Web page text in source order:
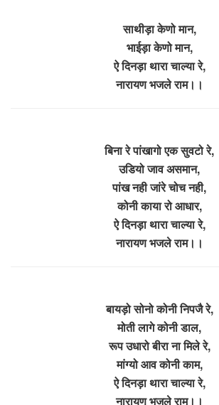
साथीड़ा केणो मान,
भाईड़ा केणो मान,
ऐ दिनड़ा थारा चाल्या रे,
नारायण भजले राम।।
बिना रे पांखागो एक सुवटो रे,
उडियो जाव असमान,
पांख नही जांरे चोच नही,
कोनी काया रो आधार,
ऐ दिनड़ा थारा चाल्या रे,
नारायण भजले राम।।
बायड़ो सोनो कोनी निपजै रे,
मोती लागे कोनी डाल,
रूप उधारो बीरा ना मिले रे,
मांग्यो आव कोनी काम,
ऐ दिनड़ा थारा चाल्या रे,
नारायण भजले राम।।